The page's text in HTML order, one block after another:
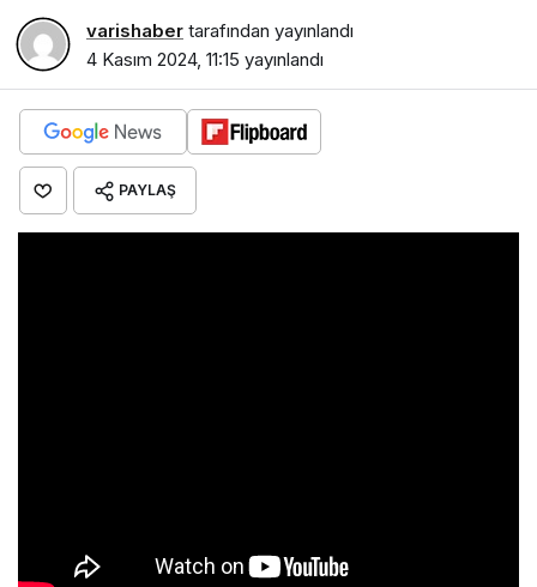
varishaber tarafından yayınlandı
4 Kasım 2024, 11:15 yayınlandı
PAYLAŞ